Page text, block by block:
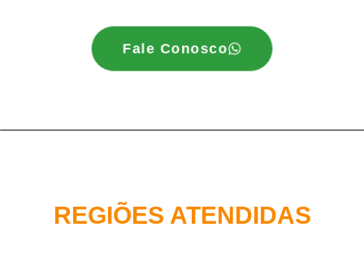
Fale Conosco
REGIÕES ATENDIDAS